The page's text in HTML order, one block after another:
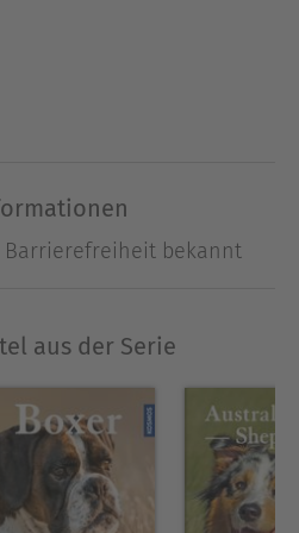
Claudia Körner,
und anspruchsvollen
und beschäftigt.
bekannt
aus der Serie